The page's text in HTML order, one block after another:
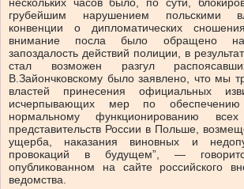
нескольких часов было, по сути,
грубейшим нарушением польскими
конвенции о дипломатических
внимание посла было обращено
запоздалость действий полиции, в
стал возможен разгул
В.Зайончковскому было заявлено, что мы
властей принесения официальных
исчерпывающих мер по обеспечению
нормальному функционированию всех
представительств России в Польше,
ущерба, наказания виновных и
провокаций в будущем”, —
опубликованном на сайте российского
ведомства.